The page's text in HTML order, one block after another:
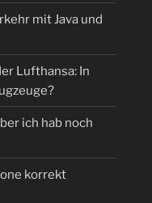
mit Java und
Lufthansa: In
ich hab noch
korrekt